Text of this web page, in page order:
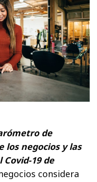
de
los negocios y las
19 de
considera